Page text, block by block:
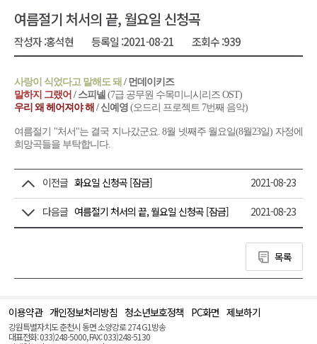
여름절기 처서의 끝, 월요일 신청곡
작성자 :홍석현 등록일 :2021-08-21 조회수 :939
사랑이 식었다고 말해도 돼 / 먼데이키즈
말하지 그랬어 / 스피넬 (7급 공무원 수목미니시리즈 OST)
우리 왜 헤어져야 해 / 신예영 (오드리 프로젝트 7번째 음악)
여름절기 "처서"는 결국 지나갔군요. 8월 넷째주 월요일(8월23일) 자정에
희망곡들을 부탁합니다.
이전글 화요일 신청곡 [잠금] 2021-08-23
다음글 여름절기 처서의 끝, 월요일 신청곡 [잠금] 2021-08-23
목록
이용약관 개인정보처리방침 청소년보호정책 PC화면 제보하기
강원특별자치도 춘천시 동면 소양강로 274 G1방송
대표전화: 033)248-5000, FAX: 033)248-5130